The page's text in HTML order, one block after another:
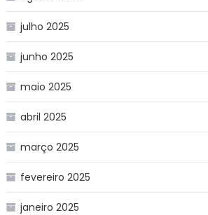
julho 2025
junho 2025
maio 2025
abril 2025
março 2025
fevereiro 2025
janeiro 2025